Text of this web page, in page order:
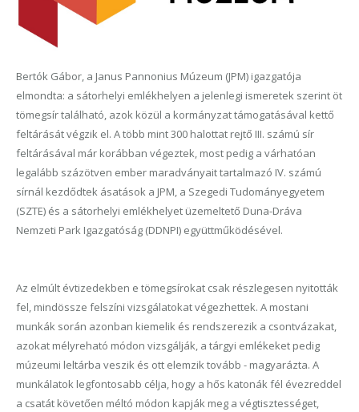
Bertók Gábor, a Janus Pannonius Múzeum (JPM) igazgatója
elmondta: a sátorhelyi emlékhelyen a jelenlegi ismeretek szerint öt
tömegsír található, azok közül a kormányzat támogatásával kettő
feltárását végzik el. A több mint 300 halottat rejtő III. számú sír
feltárásával már korábban végeztek, most pedig a várhatóan
legalább százötven ember maradványait tartalmazó IV. számú
sírnál kezdődtek ásatások a JPM, a Szegedi Tudományegyetem
(SZTE) és a sátorhelyi emlékhelyet üzemeltető Duna-Dráva
Nemzeti Park Igazgatóság (DDNPI) együttműködésével.
Az elmúlt évtizedekben e tömegsírokat csak részlegesen nyitották
fel, mindössze felszíni vizsgálatokat végezhettek. A mostani
munkák során azonban kiemelik és rendszerezik a csontvázakat,
azokat mélyreható módon vizsgálják, a tárgyi emlékeket pedig
múzeumi leltárba veszik és ott elemzik tovább - magyarázta. A
munkálatok legfontosabb célja, hogy a hős katonák fél évezreddel
a csatát követően méltó módon kapják meg a végtisztességet,